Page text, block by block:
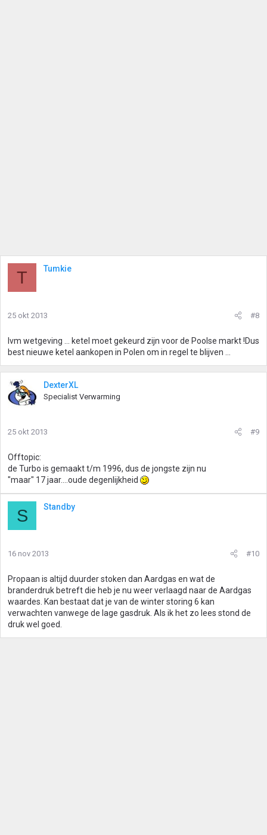
T Tumkie
25 okt 2013 #8
Ivm wetgeving ... ketel moet gekeurd zijn voor de Poolse markt !Dus
best nieuwe ketel aankopen in Polen om in regel te blijven ...
DexterXL
Specialist Verwarming
25 okt 2013 #9
Offtopic:
de Turbo is gemaakt t/m 1996, dus de jongste zijn nu
"maar" 17 jaar....oude degenlijkheid
S Standby
16 nov 2013 #10
Propaan is altijd duurder stoken dan Aardgas en wat de
branderdruk betreft die heb je nu weer verlaagd naar de Aardgas
waardes. Kan bestaat dat je van de winter storing 6 kan
verwachten vanwege de lage gasdruk. Als ik het zo lees stond de
druk wel goed.